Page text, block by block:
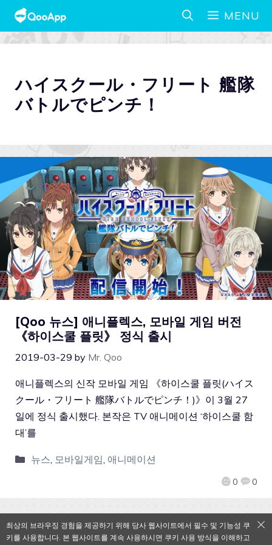
MENU
ハイスクール・フリート 艦隊
バトルでピンチ！
[Qoo 뉴스] 애니플렉스, 모바일 게임 버전
《하이스쿨 플릿》 정식 출시
2019-03-29 by Mr. Qoo
0 0
애니플렉스의 신작 모바일 게임 《하이스쿨 플릿(ハイス
クール・フリート 艦隊バトルでピンチ！)》이 3월 27
일에 정식 출시했다. 본작은 TV 애니메이션 ‘하이스쿨 함
대’를
뉴스, 모바일게임, 애니메이션
QooApp Limited © 2026
최상의 브라우징 경험을 제공하기 위해 당사 웹사이트에서 필수 및 기능성 쿠
키를 사용합니다. 본 웹사이트를 계속 사용하시면 쿠키 사용 방식을 이해하고